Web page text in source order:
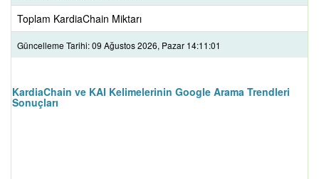
Toplam KardiaChain Miktarı
Güncelleme Tarihi: 09 Ağustos 2026, Pazar 14:11:01
KardiaChain ve KAI Kelimelerinin Google Arama Trendleri
Sonuçları